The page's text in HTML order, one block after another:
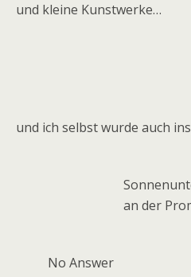
und kleine Kunstwerke…
und ich selbst wurde auch
an der
No Answer